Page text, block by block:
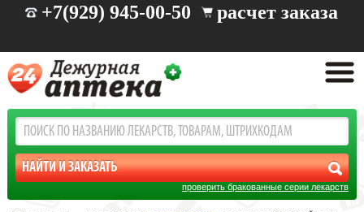
+7(929) 945-00-50 расчет заказа
проверить бракованные серии лекарств